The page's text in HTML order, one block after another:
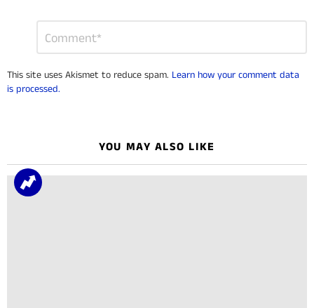
This site uses Akismet to reduce spam. Learn how your comment data
is processed.
YOU MAY ALSO LIKE